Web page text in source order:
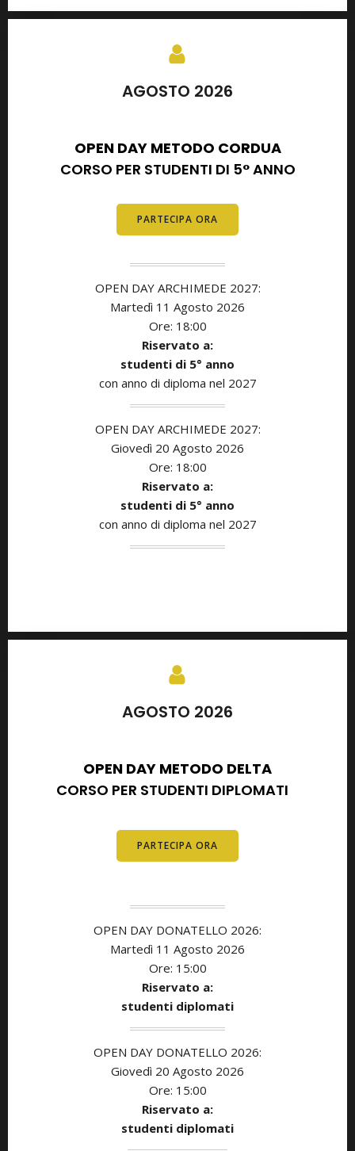
AGOSTO 2026
OPEN DAY METODO CORDUA
CORSO PER STUDENTI DI 5° ANNO
PARTECIPA ORA
OPEN DAY ARCHIMEDE 2027:
Martedì 11 Agosto 2026
Ore: 18:00
Riservato a:
studenti di 5° anno
con anno di diploma nel 2027
OPEN DAY ARCHIMEDE 2027:
Giovedì 20 Agosto 2026
Ore: 18:00
Riservato a:
studenti di 5° anno
con anno di diploma nel 2027
AGOSTO 2026
OPEN DAY METODO DELTA
CORSO PER STUDENTI DIPLOMATI
PARTECIPA ORA
OPEN DAY DONATELLO 2026:
Martedì 11 Agosto 2026
Ore: 15:00
Riservato a:
studenti diplomati
OPEN DAY DONATELLO 2026:
Giovedì 20 Agosto 2026
Ore: 15:00
Riservato a:
studenti diplomati